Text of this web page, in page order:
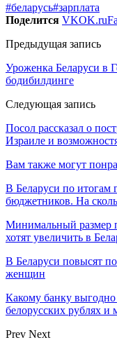
#беларусь#зарплата
Поделится VKOK.ru
Предыдущая запись
Уроженка Беларуси в
бодибилдинге
Следующая запись
Посол рассказал о
Израиле и
Вам также могут
В Беларуси по итогам
бюджетников. На
Минимальный размер
хотят увеличить в
В Беларуси повысят
женщин
Какому банку выгодно
белорусских рублях
Prev Next